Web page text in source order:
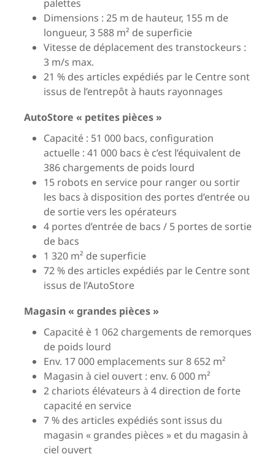
palettes
Dimensions : 25 m de hauteur, 155 m de
longueur, 3 588 m² de superficie
Vitesse de déplacement des transtockeurs :
3 m/s max.
21 % des articles expédiés par le Centre sont
issus de l’entrepôt à hauts rayonnages
AutoStore « petites pièces »
Capacité : 51 000 bacs, configuration
actuelle : 41 000 bacs è c’est l’équivalent de
386 chargements de poids lourd
15 robots en service pour ranger ou sortir
les bacs à disposition des portes d’entrée ou
de sortie vers les opérateurs
4 portes d’entrée de bacs / 5 portes de sortie
de bacs
1 320 m² de superficie
72 % des articles expédiés par le Centre sont
issus de l’AutoStore
Magasin « grandes pièces »
Capacité è 1 062 chargements de remorques
de poids lourd
Env. 17 000 emplacements sur 8 652 m²
Magasin à ciel ouvert : env. 6 000 m²
2 chariots élévateurs à 4 direction de forte
capacité en service
7 % des articles expédiés sont issus du
magasin « grandes pièces » et du magasin à
ciel ouvert